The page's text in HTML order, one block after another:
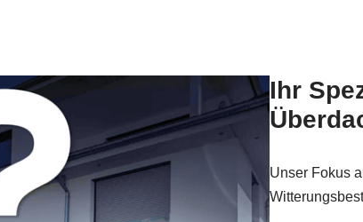
Ihr
Unser Fokus